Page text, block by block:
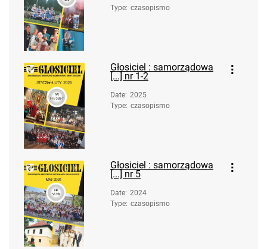
Type: czasopismo
Głosiciel : samorządowa
[...] nr 1-2
Date: 2025
Type: czasopismo
Głosiciel : samorządowa
[...] nr 5
Date: 2024
Type: czasopismo